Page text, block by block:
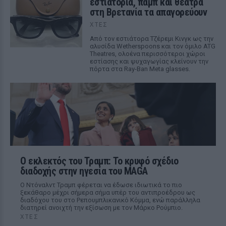
στη Βρετανία τα απαγορεύουν
ΧΤΕΣ
Από τον εστιάτορα Τζέρεμι Κινγκ ως την
αλυσίδα Wetherspoons και τον όμιλο ATG
Theatres, ολοένα περισσότεροι χώροι
εστίασης και ψυχαγωγίας κλείνουν την
πόρτα στα Ray-Ban Meta glasses.
Ο εκλεκτός του Τραμπ: Το κρυφό σχέδιο
διαδοχής στην ηγεσία του MAGA
Ο Ντόναλντ Τραμπ φέρεται να έδωσε ιδιωτικά το πιο
ξεκάθαρο μέχρι σήμερα σήμα υπέρ του αντιπροέδρου ως
διαδόχου του στο Ρεπουμπλικανικό Κόμμα, ενώ παράλληλα
διατηρεί ανοιχτή την εξίσωση με τον Μάρκο Ρούμπιο.
ΧΤΕΣ